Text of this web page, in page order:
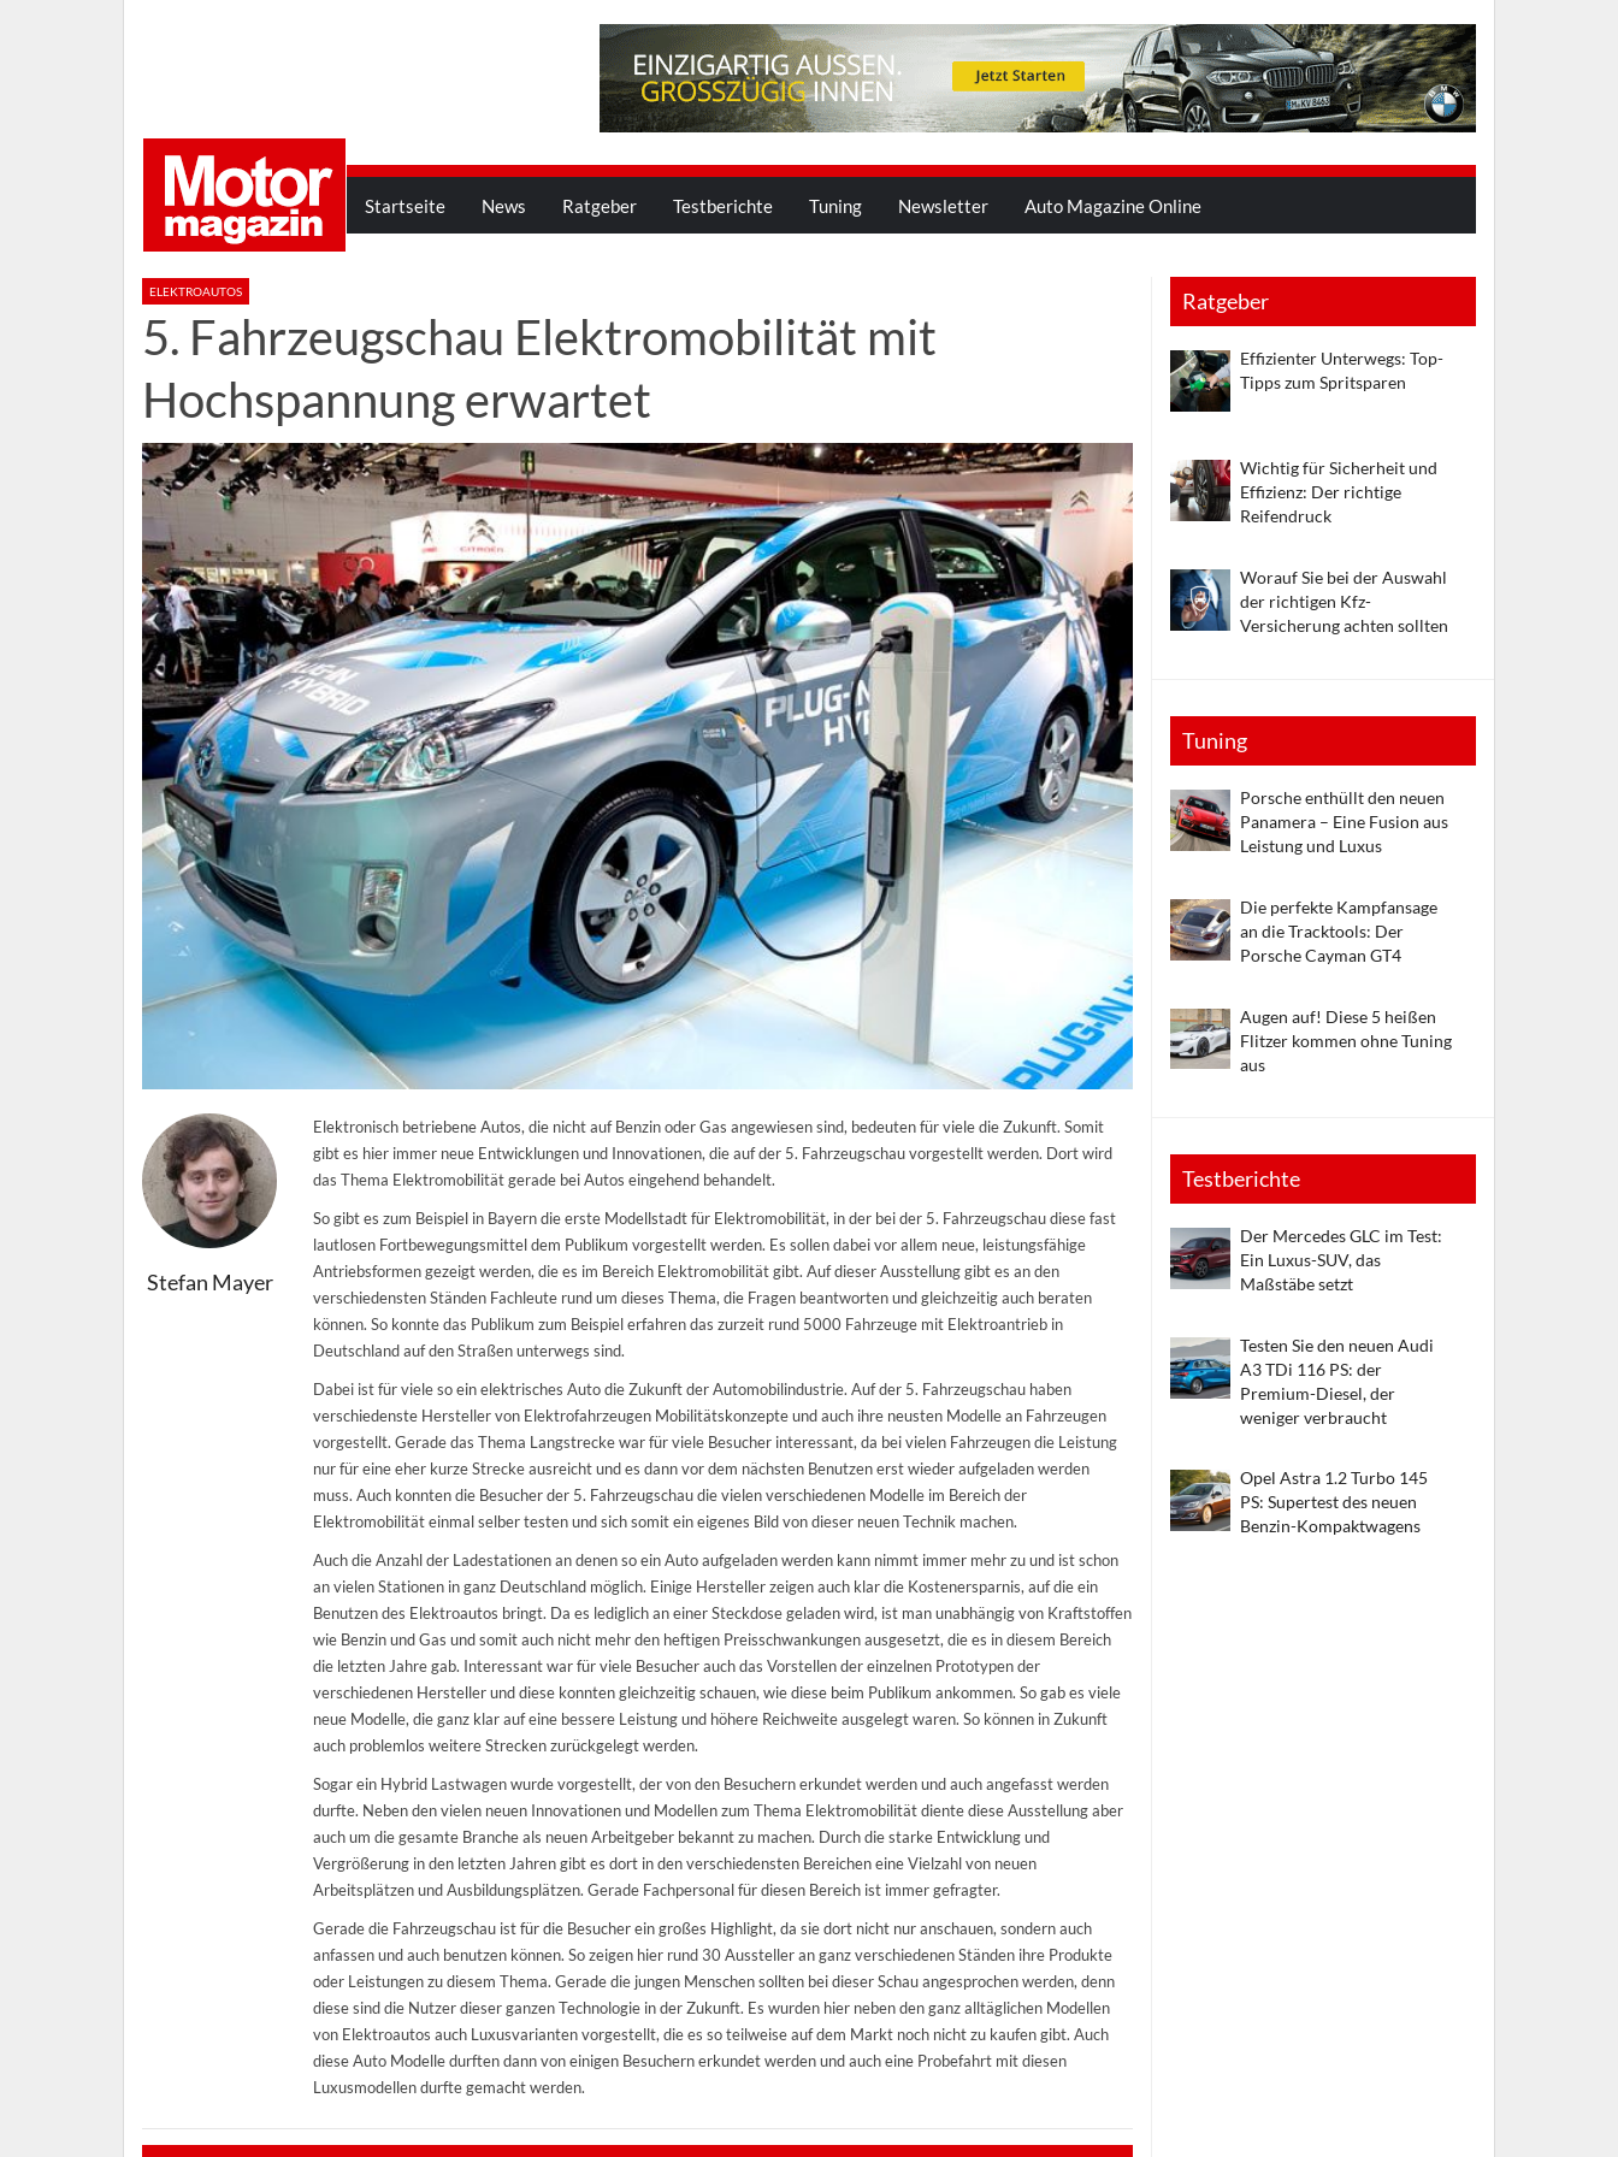
Startseite News Ratgeber Testberichte Tuning Newsletter Auto Magazine Online
ELEKTROAUTOS
5. Fahrzeugschau Elektromobilität mit
Hochspannung erwartet
Stefan Mayer
Elektronisch betriebene Autos, die nicht auf Benzin oder Gas angewiesen sind, bedeuten für viele die Zukunft. Somit
gibt es hier immer neue Entwicklungen und Innovationen, die auf der 5. Fahrzeugschau vorgestellt werden. Dort wird
das Thema Elektromobilität gerade bei Autos eingehend behandelt.
So gibt es zum Beispiel in Bayern die erste Modellstadt für Elektromobilität, in der bei der 5. Fahrzeugschau diese fast
lautlosen Fortbewegungsmittel dem Publikum vorgestellt werden. Es sollen dabei vor allem neue, leistungsfähige
Antriebsformen gezeigt werden, die es im Bereich Elektromobilität gibt. Auf dieser Ausstellung gibt es an den
verschiedensten Ständen Fachleute rund um dieses Thema, die Fragen beantworten und gleichzeitig auch beraten
können. So konnte das Publikum zum Beispiel erfahren das zurzeit rund 5000 Fahrzeuge mit Elektroantrieb in
Deutschland auf den Straßen unterwegs sind.
Dabei ist für viele so ein elektrisches Auto die Zukunft der Automobilindustrie. Auf der 5. Fahrzeugschau haben
verschiedenste Hersteller von Elektrofahrzeugen Mobilitätskonzepte und auch ihre neusten Modelle an Fahrzeugen
vorgestellt. Gerade das Thema Langstrecke war für viele Besucher interessant, da bei vielen Fahrzeugen die Leistung
nur für eine eher kurze Strecke ausreicht und es dann vor dem nächsten Benutzen erst wieder aufgeladen werden
muss. Auch konnten die Besucher der 5. Fahrzeugschau die vielen verschiedenen Modelle im Bereich der
Elektromobilität einmal selber testen und sich somit ein eigenes Bild von dieser neuen Technik machen.
Auch die Anzahl der Ladestationen an denen so ein Auto aufgeladen werden kann nimmt immer mehr zu und ist schon
an vielen Stationen in ganz Deutschland möglich. Einige Hersteller zeigen auch klar die Kostenersparnis, auf die ein
Benutzen des Elektroautos bringt. Da es lediglich an einer Steckdose geladen wird, ist man unabhängig von Kraftstoffen
wie Benzin und Gas und somit auch nicht mehr den heftigen Preisschwankungen ausgesetzt, die es in diesem Bereich
die letzten Jahre gab. Interessant war für viele Besucher auch das Vorstellen der einzelnen Prototypen der
verschiedenen Hersteller und diese konnten gleichzeitig schauen, wie diese beim Publikum ankommen. So gab es viele
neue Modelle, die ganz klar auf eine bessere Leistung und höhere Reichweite ausgelegt waren. So können in Zukunft
auch problemlos weitere Strecken zurückgelegt werden.
Sogar ein Hybrid Lastwagen wurde vorgestellt, der von den Besuchern erkundet werden und auch angefasst werden
durfte. Neben den vielen neuen Innovationen und Modellen zum Thema Elektromobilität diente diese Ausstellung aber
auch um die gesamte Branche als neuen Arbeitgeber bekannt zu machen. Durch die starke Entwicklung und
Vergrößerung in den letzten Jahren gibt es dort in den verschiedensten Bereichen eine Vielzahl von neuen
Arbeitsplätzen und Ausbildungsplätzen. Gerade Fachpersonal für diesen Bereich ist immer gefragter.
Gerade die Fahrzeugschau ist für die Besucher ein großes Highlight, da sie dort nicht nur anschauen, sondern auch
anfassen und auch benutzen können. So zeigen hier rund 30 Aussteller an ganz verschiedenen Ständen ihre Produkte
oder Leistungen zu diesem Thema. Gerade die jungen Menschen sollten bei dieser Schau angesprochen werden, denn
diese sind die Nutzer dieser ganzen Technologie in der Zukunft. Es wurden hier neben den ganz alltäglichen Modellen
von Elektroautos auch Luxusvarianten vorgestellt, die es so teilweise auf dem Markt noch nicht zu kaufen gibt. Auch
diese Auto Modelle durften dann von einigen Besuchern erkundet werden und auch eine Probefahrt mit diesen
Luxusmodellen durfte gemacht werden.
Ratgeber
Effizienter Unterwegs: Top-
Tipps zum Spritsparen
Wichtig für Sicherheit und
Effizienz: Der richtige
Reifendruck
Worauf Sie bei der Auswahl
der richtigen Kfz-
Versicherung achten sollten
Tuning
Porsche enthüllt den neuen
Panamera – Eine Fusion aus
Leistung und Luxus
Die perfekte Kampfansage
an die Tracktools: Der
Porsche Cayman GT4
Augen auf! Diese 5 heißen
Flitzer kommen ohne Tuning
aus
Testberichte
Der Mercedes GLC im Test:
Ein Luxus-SUV, das
Maßstäbe setzt
Testen Sie den neuen Audi
A3 TDi 116 PS: der
Premium-Diesel, der
weniger verbraucht
Opel Astra 1.2 Turbo 145
PS: Supertest des neuen
Benzin-Kompaktwagens